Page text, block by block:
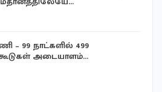
– 99 நாட்களில் 499
அடையாளம்…